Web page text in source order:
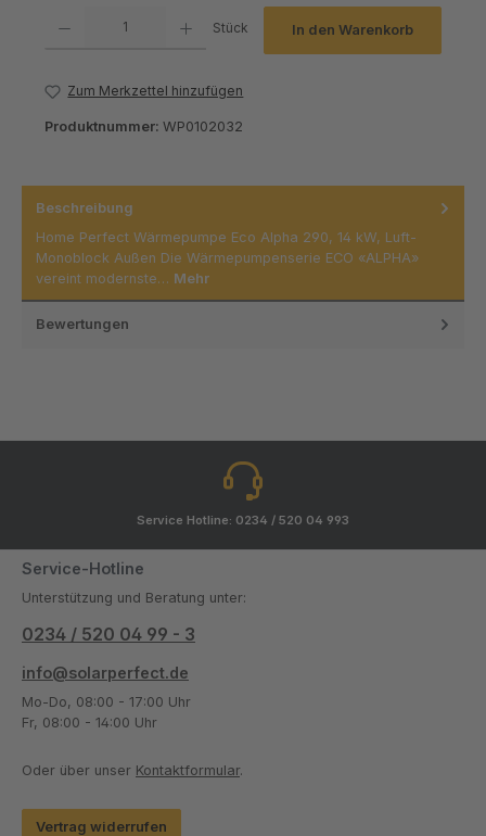
Stück In den Warenkorb
Zum Merkzettel hinzufügen
Produktnummer: WP0102032
Beschreibung
Home Perfect Wärmepumpe Eco Alpha 290, 14 kW, Luft-
Monoblock Außen Die Wärmepumpenserie ECO «ALPHA»
vereint modernste… Mehr
Bewertungen
Service Hotline: 0234 / 520 04 993
Service-Hotline
Unterstützung und Beratung unter:
0234 / 520 04 99 - 3
info@solarperfect.de
Mo-Do, 08:00 - 17:00 Uhr
Fr, 08:00 - 14:00 Uhr
Oder über unser Kontaktformular.
Vertrag widerrufen